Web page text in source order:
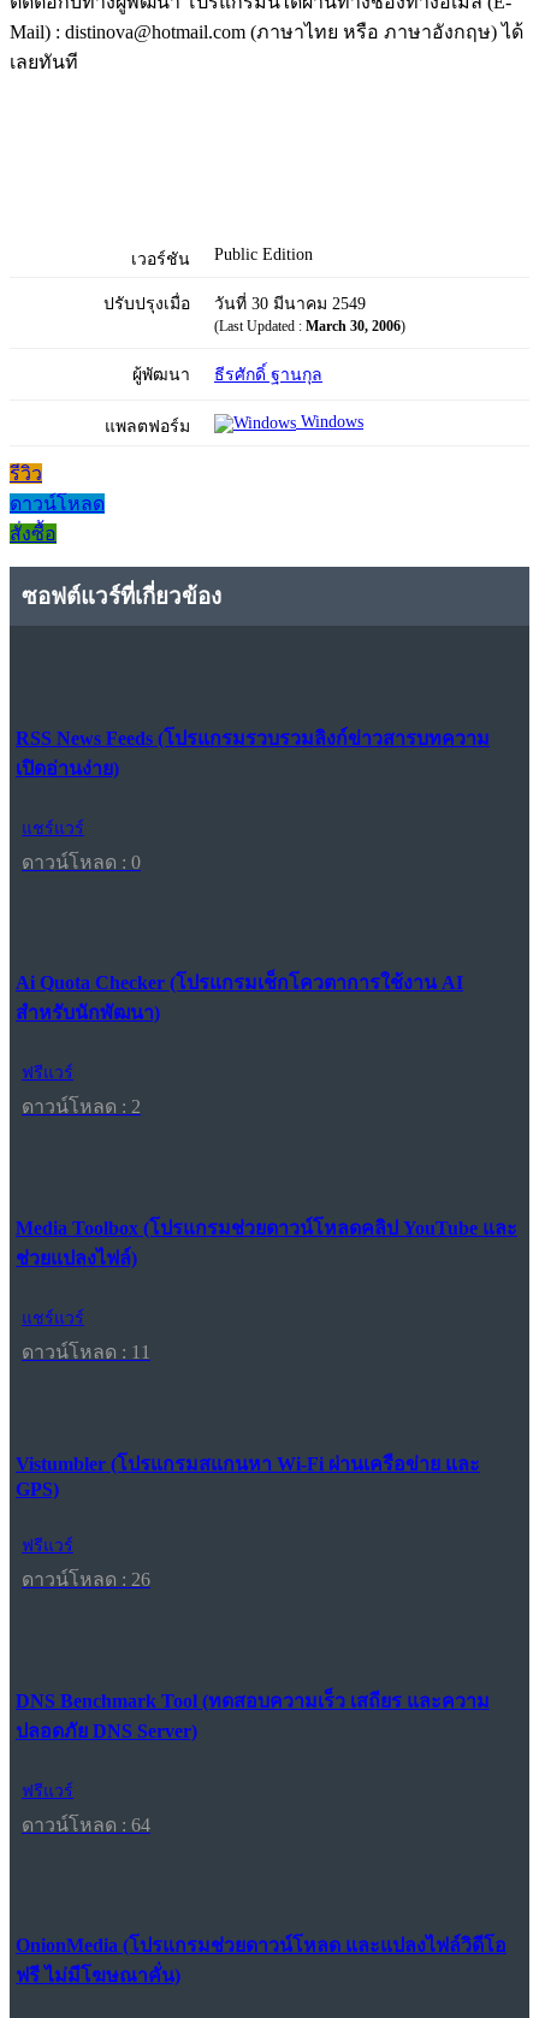
Mail) : distinova@hotmail.com (ภาษาไทย หรือ ภาษาอังกฤษ) ได้
เลยทันที
เวอร์ชัน Public Edition
ปรับปรุงเมื่อ วันที่ 30 มีนาคม 2549
(Last Updated : March 30, 2006)
ผู้พัฒนา ธีรศักดิ์ ฐานกุล
แพลตฟอร์ม Windows
รีวิว
ดาวน์โหลด
สั่งซื้อ
ซอฟต์แวร์ที่เกี่ยวข้อง
RSS News Feeds (โปรแกรมรวบรวมลิงก์ข่าวสารบทความ
เปิดอ่านง่าย)
แชร์แวร์
ดาวน์โหลด : 0
Ai Quota Checker (โปรแกรมเช็กโควตาการใช้งาน AI
สำหรับนักพัฒนา)
ฟรีแวร์
ดาวน์โหลด : 2
Media Toolbox (โปรแกรมช่วยดาวน์โหลดคลิป YouTube และ
ช่วยแปลงไฟล์)
แชร์แวร์
ดาวน์โหลด : 11
Vistumbler (โปรแกรมสแกนหา Wi-Fi ผ่านเครือข่าย และ
GPS)
ฟรีแวร์
ดาวน์โหลด : 26
DNS Benchmark Tool (ทดสอบความเร็ว เสถียร และความ
ปลอดภัย DNS Server)
ฟรีแวร์
ดาวน์โหลด : 64
OnionMedia (โปรแกรมช่วยดาวน์โหลด และแปลงไฟล์วิดีโอ
ฟรี ไม่มีโฆษณาคั่น)